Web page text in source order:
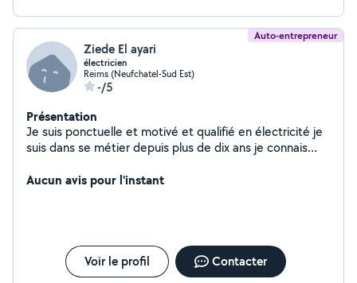
Auto-entrepreneur
Ziede El ayari
électricien
Reims (Neufchatel-Sud Est)
-/5
Présentation
Je suis ponctuelle et motivé et qualifié en électricité je
suis dans se métier depuis plus de dix ans je connais
Aucun avis pour l'instant
Voir le profil Contacter